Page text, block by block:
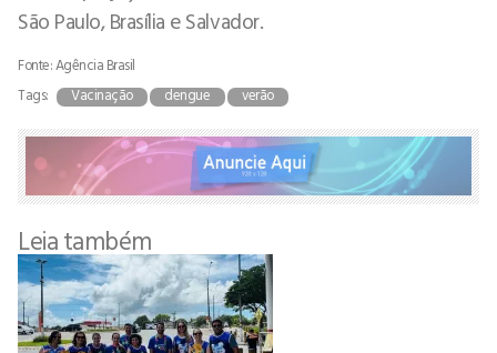
São Paulo, Brasília e Salvador.
Fonte: Agência Brasil
Tags:
Vacinação dengue verão
Leia também